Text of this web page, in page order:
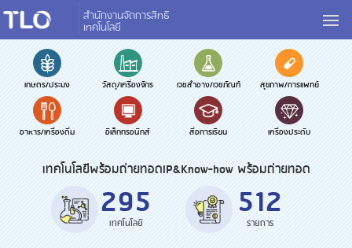
สำนักงานจัดการสิทธิ
เทคโนโลยี
เกษตร/ประมง วัสดุ/เครื่องจักร เวชสำอาง/เวชภัณฑ์ สุขภาพ/การแพทย์
อาหาร/เครื่องดื่ม อิเล็กทรอนิกส์ สื่อการเรียน เครื่องประดับ
เทคโนโลยีพร้อมถ่ายทอด
295
เทคโนโลยี
IP&Know-how พร้อมถ่ายทอด
512
รายการ